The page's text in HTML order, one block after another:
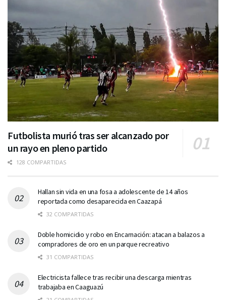
Futbolista murió tras ser alcanzado por
un rayo en pleno partido
128 COMPARTIDAS
Hallan sin vida en una fosa a adolescente de 14 años
reportada como desaparecida en Caazapá
32 COMPARTIDAS
Doble homicidio y robo en Encarnación: atacan a balazos a
compradores de oro en un parque recreativo
31 COMPARTIDAS
Electricista fallece tras recibir una descarga mientras
trabajaba en Caaguazú